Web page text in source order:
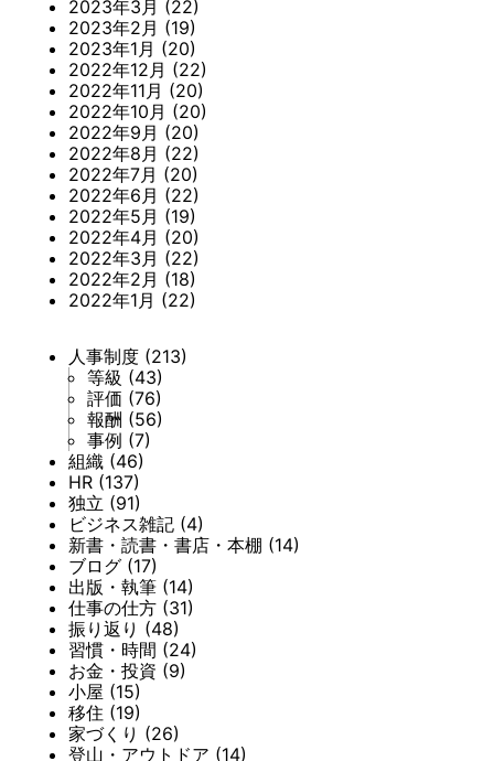
2023年3月 (22)
2023年2月 (19)
2023年1月 (20)
2022年12月 (22)
2022年11月 (20)
2022年10月 (20)
2022年9月 (20)
2022年8月 (22)
2022年7月 (20)
2022年6月 (22)
2022年5月 (19)
2022年4月 (20)
2022年3月 (22)
2022年2月 (18)
2022年1月 (22)
人事制度 (213)
等級 (43)
評価 (76)
報酬 (56)
事例 (7)
組織 (46)
HR (137)
独立 (91)
ビジネス雑記 (4)
新書・読書・書店・本棚 (14)
ブログ (17)
出版・執筆 (14)
仕事の仕方 (31)
振り返り (48)
習慣・時間 (24)
お金・投資 (9)
小屋 (15)
移住 (19)
家づくり (26)
登山・アウトドア (14)